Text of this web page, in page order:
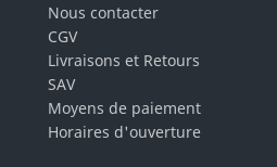
Nous contacter
CGV
Livraisons et Retours
SAV
Moyens de paiement
Horaires d'ouverture